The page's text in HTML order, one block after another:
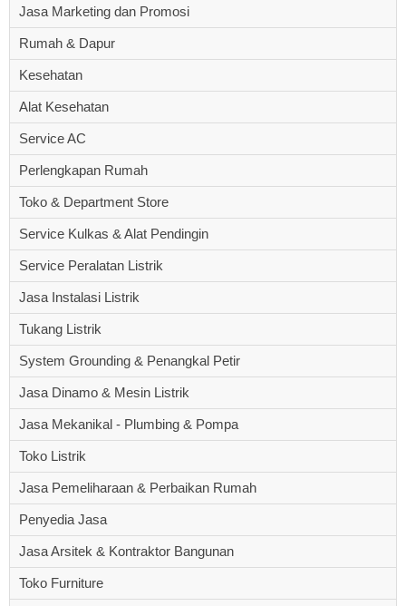
Jasa Marketing dan Promosi
Rumah & Dapur
Kesehatan
Alat Kesehatan
Service AC
Perlengkapan Rumah
Toko & Department Store
Service Kulkas & Alat Pendingin
Service Peralatan Listrik
Jasa Instalasi Listrik
Tukang Listrik
System Grounding & Penangkal Petir
Jasa Dinamo & Mesin Listrik
Jasa Mekanikal - Plumbing & Pompa
Toko Listrik
Jasa Pemeliharaan & Perbaikan Rumah
Penyedia Jasa
Jasa Arsitek & Kontraktor Bangunan
Toko Furniture